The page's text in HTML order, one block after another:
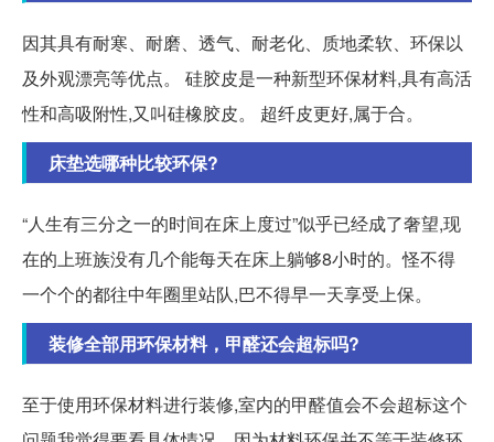
因其具有耐寒、耐磨、透气、耐老化、质地柔软、环保以
及外观漂亮等优点。 硅胶皮是一种新型环保材料,具有高活
性和高吸附性,又叫硅橡胶皮。 超纤皮更好,属于合。
床垫选哪种比较环保?
“人生有三分之一的时间在床上度过”似乎已经成了奢望,现
在的上班族没有几个能每天在床上躺够8小时的。怪不得
一个个的都往中年圈里站队,巴不得早一天享受上保。
装修全部用环保材料，甲醛还会超标吗?
至于使用环保材料进行装修,室内的甲醛值会不会超标这个